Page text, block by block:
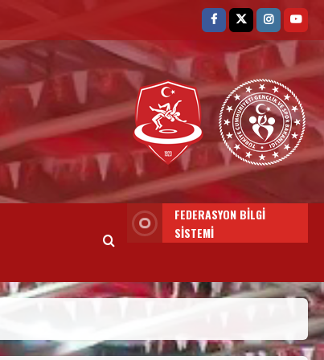
FEDERASYON BİLGİ
SİSTEMİ